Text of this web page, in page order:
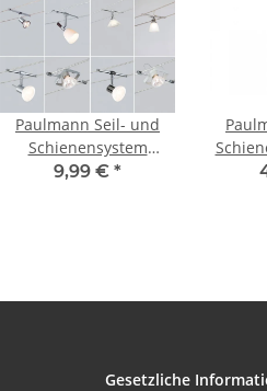
Paulmann Seil- und
Schienensystem
CombiSystems Spot
9,99 € *
Gesetzliche